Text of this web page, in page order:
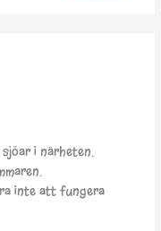
i närheten.
inte att fungera